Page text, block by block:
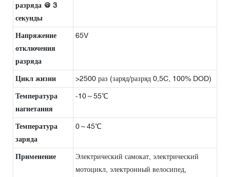
разряда @ 3
секунды
Напряжение
отключения
разряда
65V
Цикл жизни >2500 раз (заряд/разряд 0,5C, 100% DOD)
Температура
нагнетания
-10～55℃
Температура
заряда
0～45℃
Применение
Электрический самокат, электрический
мотоцикл, электронный велосипед,